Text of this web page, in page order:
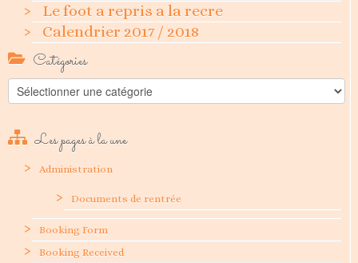
Le foot a repris a la recre
Calendrier 2017 / 2018
Catégories
Catégories
Les pages à la une
Administration
Documents de rentrée
Booking Form
Booking Received